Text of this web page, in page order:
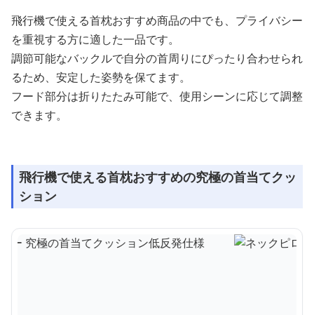
飛行機で使える首枕おすすめ商品の中でも、プライバシー
を重視する方に適した一品です。
調節可能なバックルで自分の首周りにぴったり合わせられ
るため、安定した姿勢を保てます。
フード部分は折りたたみ可能で、使用シーンに応じて調整
できます。
飛行機で使える首枕おすすめの究極の首当てクッ
ション